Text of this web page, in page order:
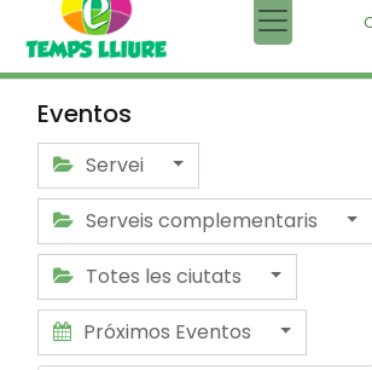
Eventos
Servei
Serveis complementaris
Totes les ciutats
Próximos Eventos